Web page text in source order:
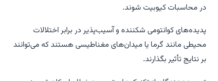
در محاسبات کیوبیت شوند.
پدیده‌های کوانتومی شکننده و آسیب‌پذیر در برابر اختلالات
محیطی مانند گرما یا میدان‌های مغناطیسی هستند که می‌توانند
بر نتایج تأثیر بگذارند.